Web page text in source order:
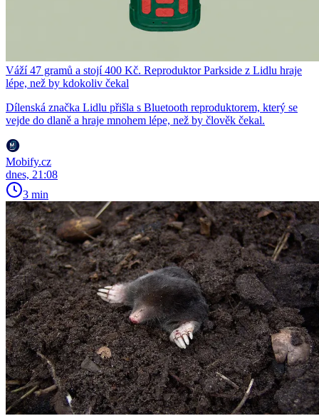
Váží 47 gramů a stojí 400 Kč. Reproduktor Parkside z Lidlu hraje
lépe, než by kdokoliv čekal
Dílenská značka Lidlu přišla s Bluetooth reproduktorem, který se
vejde do dlaně a hraje mnohem lépe, než by člověk čekal.
Mobify.cz
dnes, 21:08
3 min